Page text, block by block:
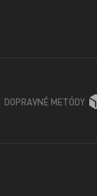
DOPRAVNÉ METÓDY